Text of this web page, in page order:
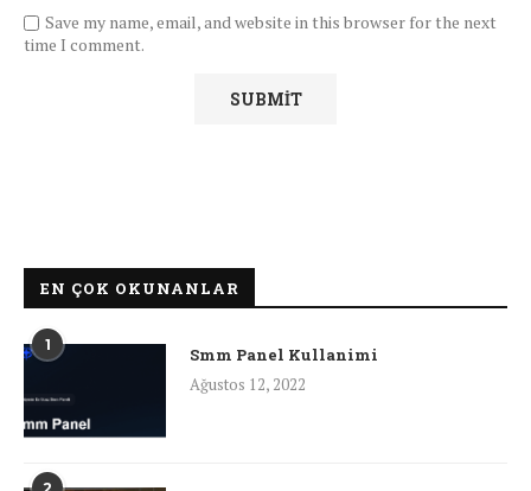
Save my name, email, and website in this browser for the next
time I comment.
EN ÇOK OKUNANLAR
1
Smm Panel Kullanimi
Ağustos 12, 2022